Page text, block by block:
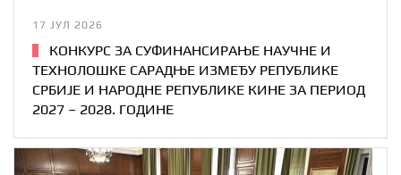
17 ЈУЛ 2026
КОНКУРС ЗА СУФИНАНСИРАЊЕ НАУЧНЕ И
ТЕХНОЛОШКЕ САРАДЊЕ ИЗМЕЂУ РЕПУБЛИКЕ
СРБИЈЕ И НАРОДНЕ РЕПУБЛИКЕ КИНЕ ЗА ПЕРИОД
2027 – 2028. ГОДИНЕ